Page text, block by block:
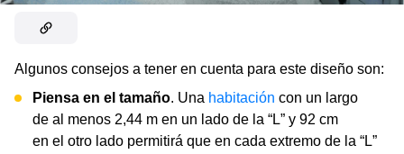
Algunos consejos a tener en cuenta para este diseño son:
Piensa en el tamaño. Una habitación con un largo
de al menos 2,44 m en un lado de la “L” y 92 cm
en el otro lado permitirá que en cada extremo de la “L”